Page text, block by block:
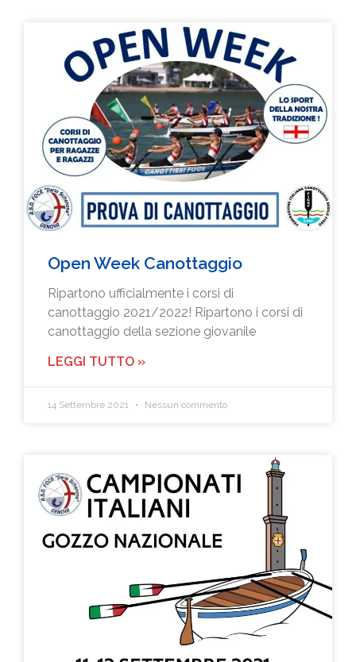
Open Week Canottaggio
Ripartono ufficialmente i corsi di
canottaggio 2021/2022! Ripartono i corsi di
canottaggio della sezione giovanile
LEGGI TUTTO »
14 Settembre 2021 Nessun commento